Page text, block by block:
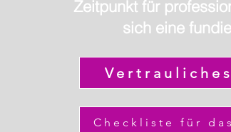
Zeitpunkt für
sich eine
Checkliste für